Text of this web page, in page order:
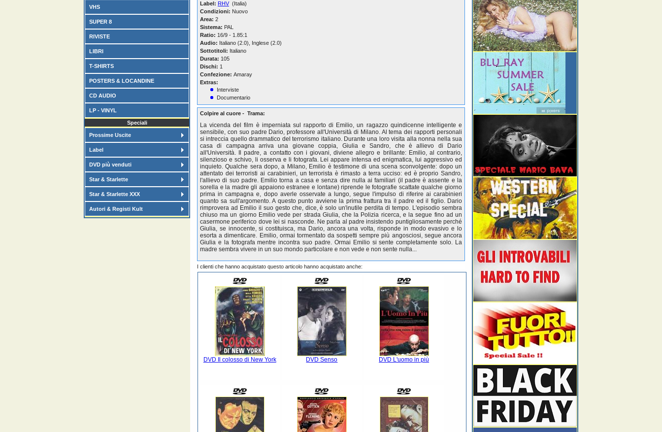
VHS
SUPER 8
RIVISTE
LIBRI
T-SHIRTS
POSTERS & LOCANDINE
CD AUDIO
LP - VINYL
Speciali
Prossime Uscite
Label
DVD più venduti
Star & Starlette
Star & Starlette XXX
Autori & Registi Kult
Label: RHV(Italia)
Condizioni: Nuovo
Area: 2
Sistema: PAL
Ratio: 16/9 - 1.85:1
Audio: Italiano (2.0), Inglese (2.0)
Sottotitoli: Italiano
Durata: 105
Dischi: 1
Confezione: Amaray
Extras:
Interviste
Documentario
Colpire al cuore - Trama:
La vicenda del film è imperniata sul rapporto di Emilio, un ragazzo quindicenne intelligente e
sensibile, con suo padre Dario, professore all'Università di Milano. Al tema dei rapporti personali
si intreccia quello drammatico del terrorismo italiano. Durante una loro visita alla nonna nella sua
casa di campagna arriva una giovane coppia, Giulia e Sandro, che è allievo di Dario
all'Università. Il padre, a contatto con i giovani, diviene allegro e brillante: Emilio, al contrario,
silenzioso e schivo, li osserva e li fotografa. Lei appare intensa ed enigmatica, lui aggressivo ed
inquieto. Qualche sera dopo, a Milano, Emilio è testimone di una scena sconvolgente: dopo un
attentato dei terroristi ai carabinieri, un terrorista è rimasto a terra ucciso: ed è proprio Sandro,
l'allievo di suo padre. Emilio torna a casa e senza dire nulla ai familiari (il padre è assente e la
sorella e la madre gli appaiono estranee e lontane) riprende le fotografie scattate qualche giorno
prima in campagna e, dopo averle osservate a lungo, segue l'impulso di riferire ai carabinieri
quanto sa sull'argomento. A questo punto avviene la prima frattura tra il padre ed il figlio. Dario
rimprovera ad Emilio il suo gesto che, dice, è solo un'inutile perdita di tempo. L'episodio sembra
chiuso ma un giorno Emilio vede per strada Giulia, che la Polizia ricerca, e la segue fino ad un
casermone periferico dove lei si nasconde. Ne parla al padre insistendo puntigliosamente perché
Giulia, se innocente, si costituisca, ma Dario, ancora una volta, risponde in modo evasivo e lo
esorta a dimenticare. Emilio, ormai tormentato da sospetti sempre più angosciosi, segue ancora
Giulia e la fotografa mentre incontra suo padre. Ormai Emilio si sente completamente solo. La
madre sembra vivere in un suo mondo particolare e non vede e non sente nulla...
I clienti che hanno acquistato questo articolo hanno acquistato anche:
DVD Il colosso di New York DVD Senso DVD L'uomo in più